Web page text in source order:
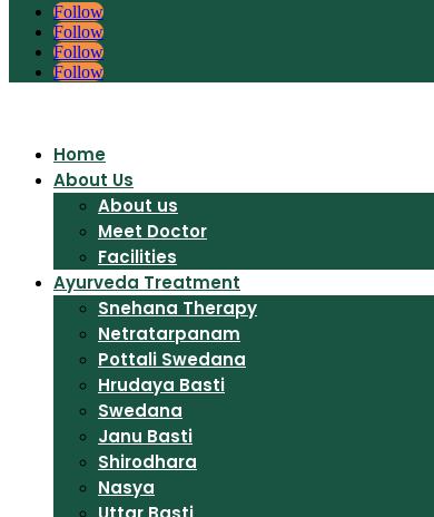
Follow
Follow
Follow
Follow
Home
About Us
About us
Meet Doctor
Facilities
Ayurveda Treatment
Snehana Therapy
Netratarpanam
Pottali Swedana
Hrudaya Basti
Swedana
Janu Basti
Shirodhara
Nasya